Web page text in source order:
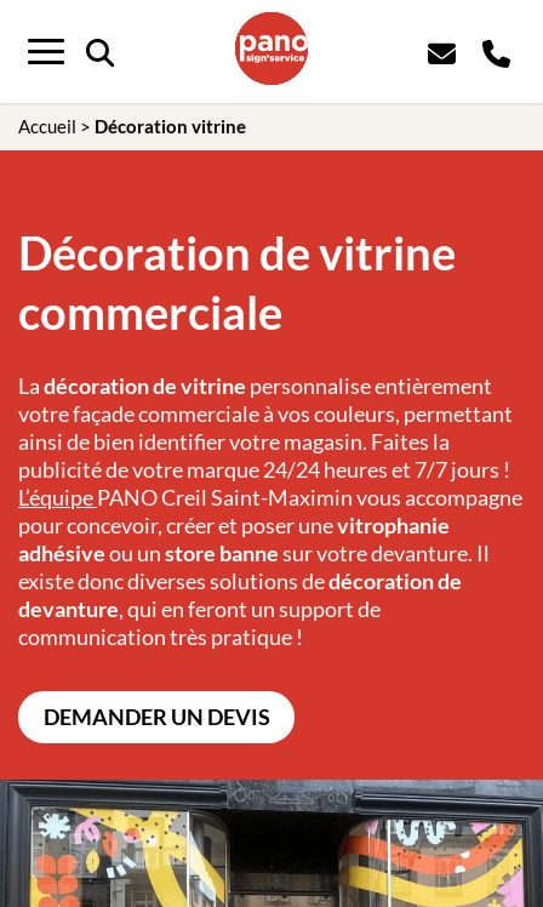
Menu
Accueil > Décoration vitrine
Décoration de vitrine
commerciale
Ladécoration de vitrine personnalise entièrement
votre façade commerciale à vos couleurs, permettant
ainsi de bien identifier votre magasin. Faites la
publicité de votre marque 24/24 heures et 7/7 jours !
L’équipePANOCreil Saint-Maximinvous accompagne
pour concevoir, créer et poser unevitrophanie
adhésiveou unstore bannesur votre devanture. Il
existe donc diverses solutions dedécoration de
devanture, qui en feront un support de
communication très pratique !
DEMANDER UN DEVIS
Panneau de gestion des cookies